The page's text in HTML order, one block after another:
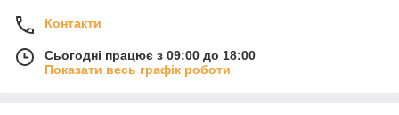
Контакти
Сьогодні працює з 09:00 до 18:00
Показати весь графік роботи